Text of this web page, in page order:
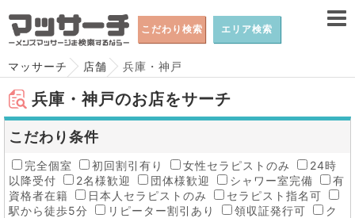
こだわり検索 エリア検索
マッサーチ 店舗 兵庫・神戸
兵庫・神戸のお店をサーチ
こだわり条件
完全個室 初回割引有り 女性セラピストのみ
24時
以降受付
2名様歓迎 団体様歓迎 シャワー室完備
有
資格者在籍
日本人セラピストのみ
セラピスト指名可
駅から徒歩5分
リピーター割引あり 領収証発行可
ク